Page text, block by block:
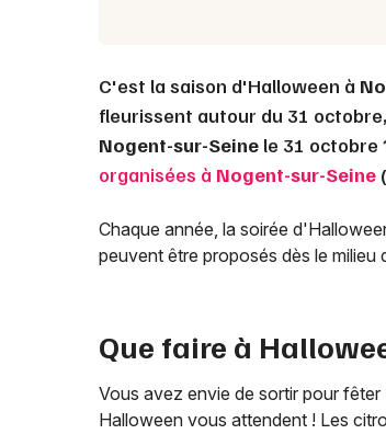
C'est la saison d'Halloween à
fleurissent autour du 31
Nogent-sur-Seine le 31 octobre
organisées à Nogent-sur-Seine
Chaque année, la soirée
peuvent être proposés dès le
Que faire à
Vous avez envie de sortir pour
Halloween vous attendent ! Les